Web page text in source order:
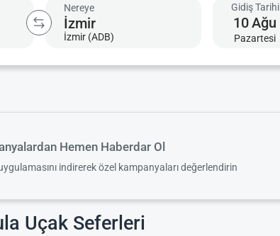
Nereye
İzmir (ADB)
Gidiş Tarihi
10Ağu
Pazartesi
Hemen Haberdar Ol
indirerek özel kampanyaları değerlendirin
Uçak Seferleri